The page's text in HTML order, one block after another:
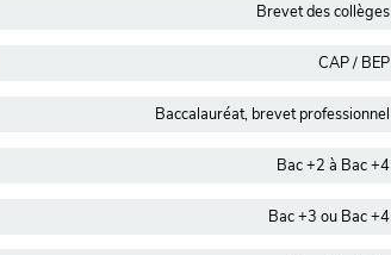
Brevet des collèges
CAP / BEP
Baccalauréat, brevet professionnel
Bac +2 à Bac +4
Bac +3 ou Bac +4